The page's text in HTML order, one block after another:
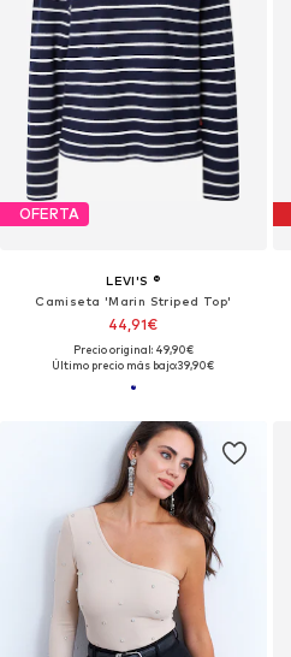
OFERTA
LEVI'S ®
Camiseta 'Marin Striped Top'
44,91€
Precio original: 49,90€
Último precio más bajo:39,90€